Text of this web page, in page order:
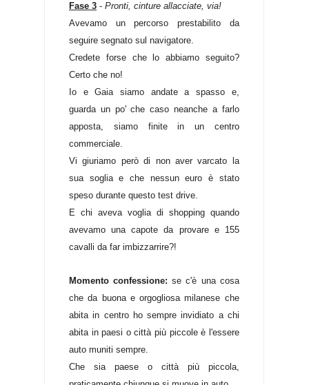
Fase 3 - Pronti, cinture allacciate, via!
Avevamo un percorso prestabilito da
seguire segnato sul navigatore.
Credete forse che lo abbiamo seguito?
Certo che no!
Io e Gaia siamo andate a spasso e,
guarda un po' che caso neanche a farlo
apposta, siamo finite in un centro
commerciale.
Vi giuriamo però di non aver varcato la
sua soglia e che nessun euro è stato
speso durante questo test drive.
E chi aveva voglia di shopping quando
avevamo una capote da provare e 155
cavalli da far imbizzarrire?!
Momento confessione: se c'è una cosa
che da buona e orgogliosa milanese che
abita in centro ho sempre invidiato a chi
abita in paesi o città più piccole è l'essere
auto muniti sempre.
Che sia paese o città più piccola,